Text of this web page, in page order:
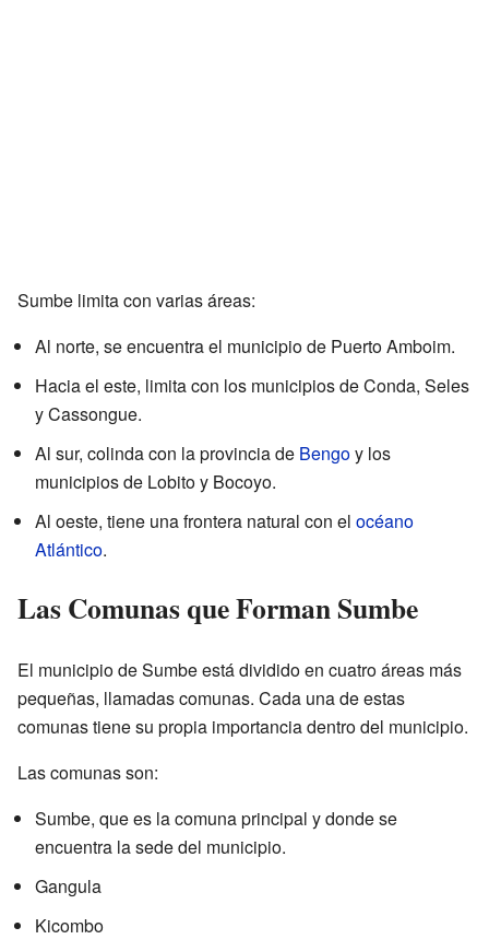
Sumbe limita con varias áreas:
Al norte, se encuentra el municipio de Puerto Amboim.
Hacia el este, limita con los municipios de Conda, Seles
y Cassongue.
Al sur, colinda con la provincia de Bengoy los
municipios de Lobito y Bocoyo.
Al oeste, tiene una frontera natural con el océano
Atlántico.
Las Comunas que Forman Sumbe
El municipio de Sumbe está dividido en cuatro áreas más
pequeñas, llamadas comunas. Cada una de estas
comunas tiene su propia importancia dentro del municipio.
Las comunas son:
Sumbe, que es la comuna principal y donde se
encuentra la sede del municipio.
Gangula
Kicombo